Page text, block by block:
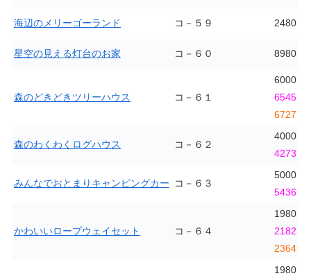
海辺のメリーゴーランド コ－５９ 2480
星空の見える灯台のお家 コ－６０ 8980
森のどきどきツリーハウス コ－６１
6000
6545
6727
森のわくわくログハウス コ－６２
4000
4273
みんなでおとまりキャンピングカー コ－６３
5000
5436
かわいいロープウェイセット コ－６４
1980
2182
2364
1980